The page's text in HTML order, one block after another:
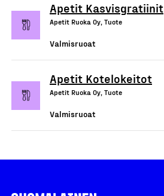
Apetit Kasvisgratiinit
Apetit Ruoka Oy, Tuote
Valmisruoat
Apetit Kotelokeitot
Apetit Ruoka Oy, Tuote
Valmisruoat